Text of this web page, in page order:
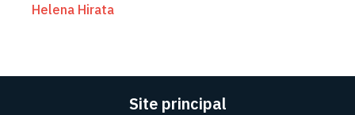
Helena Hirata
Site principal